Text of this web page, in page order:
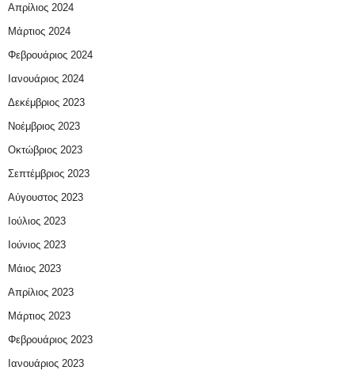
Απρίλιος 2024
Μάρτιος 2024
Φεβρουάριος 2024
Ιανουάριος 2024
Δεκέμβριος 2023
Νοέμβριος 2023
Οκτώβριος 2023
Σεπτέμβριος 2023
Αύγουστος 2023
Ιούλιος 2023
Ιούνιος 2023
Μάιος 2023
Απρίλιος 2023
Μάρτιος 2023
Φεβρουάριος 2023
Ιανουάριος 2023